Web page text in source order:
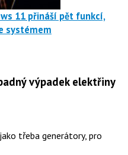
11 přináší pět funkcí,
systémem
výpadek elektřiny
třeba generátory, pro